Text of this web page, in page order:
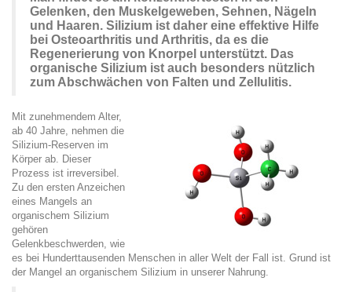
Gelenken, den Muskelgeweben, Sehnen, Nägeln
und Haaren. Silizium ist daher eine effektive Hilfe
bei Osteoarthritis und Arthritis, da es die
Regenerierung von Knorpel unterstützt. Das
organische Silizium ist auch besonders nützlich
zum Abschwächen von Falten und Zellulitis.
Mit zunehmendem Alter,
ab 40 Jahre, nehmen die
Silizium-Reserven im
Körper ab. Dieser
Prozess ist irreversibel.
Zu den ersten Anzeichen
eines Mangels an
organischem Silizium
gehören
Gelenkbeschwerden, wie
es bei Hunderttausenden Menschen in aller Welt der Fall ist. Grund ist
der Mangel an organischem Silizium in unserer Nahrung.